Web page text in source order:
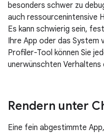
besonders schwer zu
auch ressourcenintensive
Es kann schwierig sein,
Ihre App oder das System
Profiler-Tool können Sie
unerwünschten Verhaltens
Rendern unter
Eine fein abgestimmte